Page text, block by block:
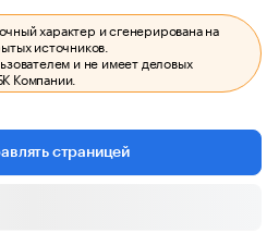
характер и сгенерирована на
источников.
и не имеет деловых
Компании.
страницей